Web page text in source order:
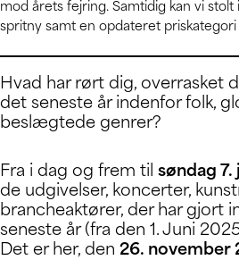
mod årets fejring. Samtidig kan vi
spritny samt en opdateret
Hvad har rørt dig, overrasket
det seneste år indenfor folk,
beslægtede genrer?
Fra i dag og frem til søndag 7.
de udgivelser, koncerter,
brancheaktører, der har gjort
seneste år (fra den 1. Juni
Det er her, den 26. november